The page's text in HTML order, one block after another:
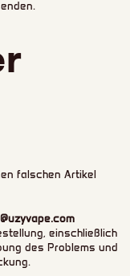
falschen Artikel
einschließlich
des Problems und